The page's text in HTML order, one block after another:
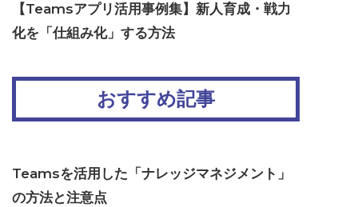
【Teamsアプリ活用事例集】新人育成・戦力
化を「仕組み化」する方法
おすすめ記事
Teamsを活用した「ナレッジマネジメント」
の方法と注意点